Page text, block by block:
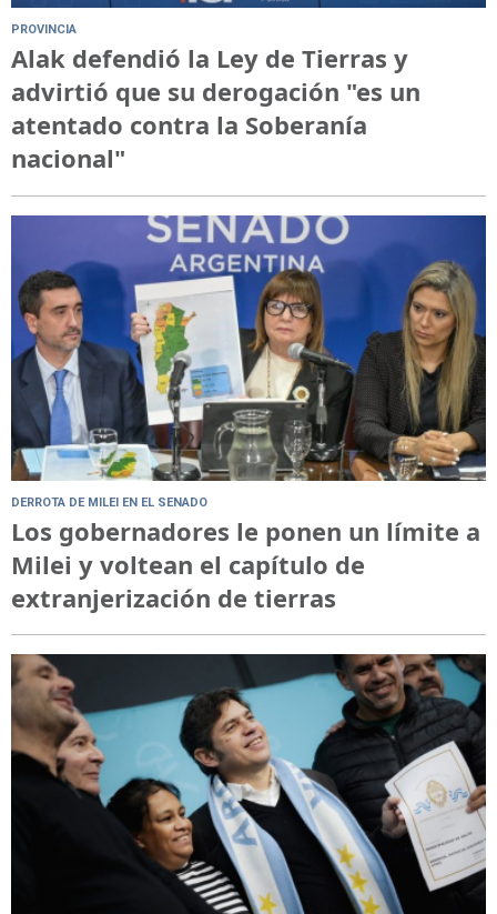
PROVINCIA
Alak defendió la Ley de Tierras y
advirtió que su derogación "es un
atentado contra la Soberanía
nacional"
DERROTA DE MILEI EN EL SENADO
Los gobernadores le ponen un límite a
Milei y voltean el capítulo de
extranjerización de tierras